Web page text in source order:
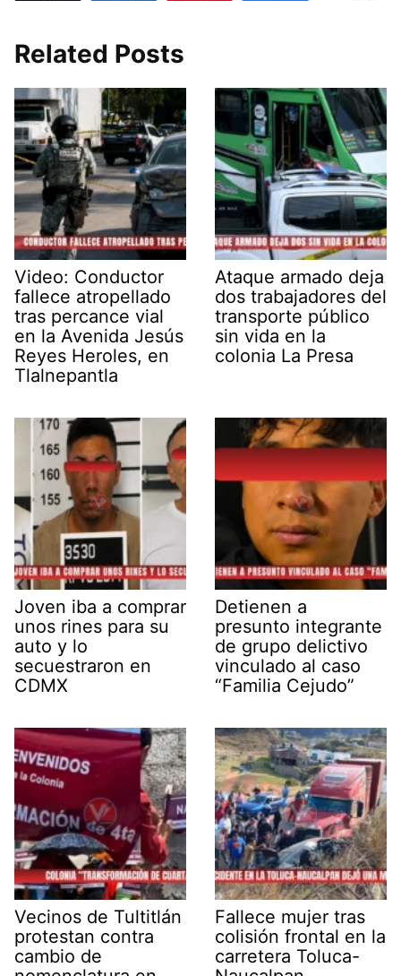
Related Posts
Video: Conductor
fallece atropellado
tras percance vial
en la Avenida Jesús
Reyes Heroles, en
Tlalnepantla
Ataque armado deja
dos trabajadores del
transporte público
sin vida en la
colonia La Presa
Joven iba a comprar
unos rines para su
auto y lo
secuestraron en
CDMX
Detienen a
presunto integrante
de grupo delictivo
vinculado al caso
“Familia Cejudo”
Vecinos de Tultitlán
protestan contra
cambio de
Fallece mujer tras
colisión frontal en la
carretera Toluca-